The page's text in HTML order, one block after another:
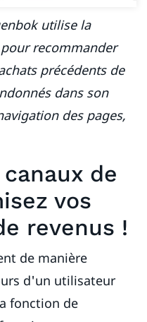
utilise la
recommander
précédents de
dans son
des pages,
de
vos
revenus !
de manière
d'un utilisateur
fonction de